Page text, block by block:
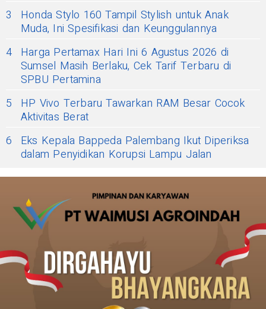
3
Honda Stylo 160 Tampil Stylish untuk Anak
Muda, Ini Spesifikasi dan Keunggulannya
4 Harga Pertamax Hari Ini 6 Agustus 2026 di
Sumsel Masih Berlaku, Cek Tarif Terbaru di
SPBU Pertamina
5
HP Vivo Terbaru Tawarkan RAM Besar Cocok
Aktivitas Berat
6
Eks Kepala Bappeda Palembang Ikut Diperiksa
dalam Penyidikan Korupsi Lampu Jalan